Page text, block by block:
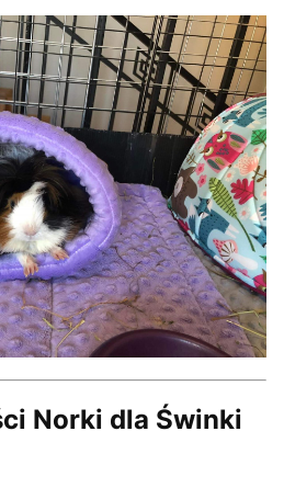
Norki dla Świnki